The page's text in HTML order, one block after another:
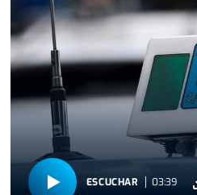
ESCUCHAR 03:39